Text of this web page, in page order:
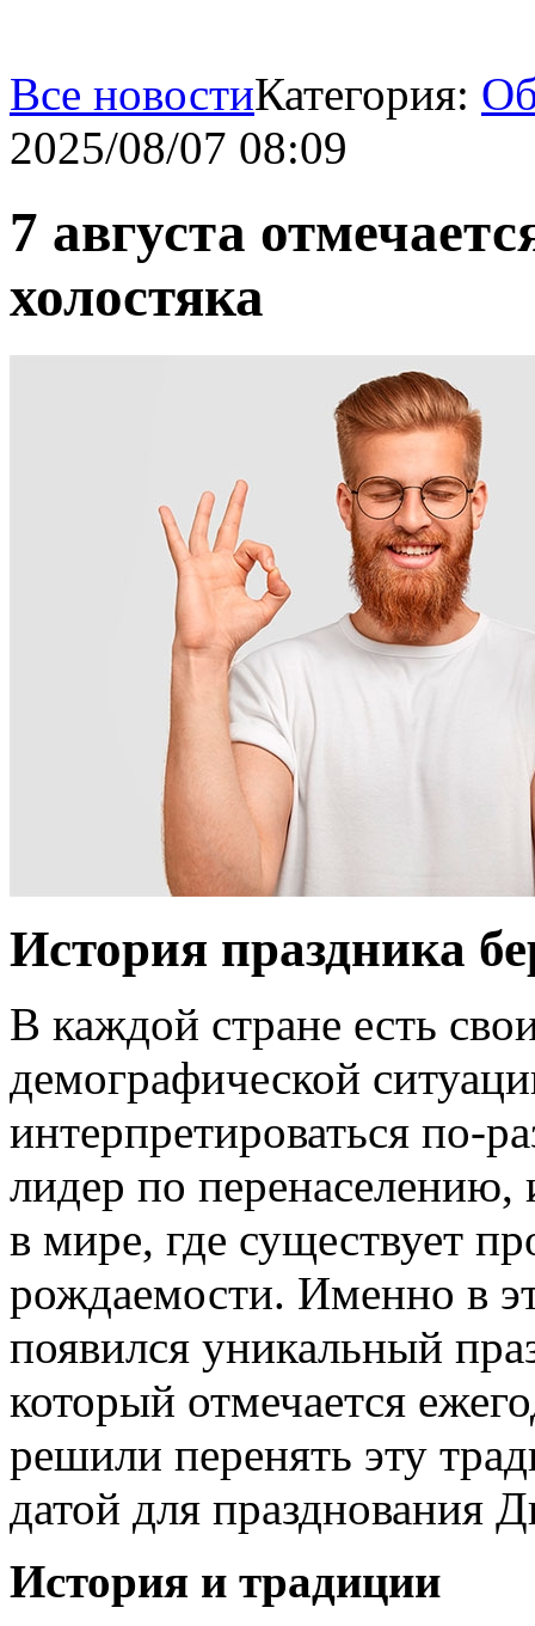
Все новостиКатегория:
2025/08/07 08:09
7 августа
холостяка
История праздника
В каждой стране есть
демографической
интерпретироваться по-
лидер по перенаселению,
в мире, где существует
рождаемости. Именно в
появился уникальный
который отмечается
решили перенять эту
датой для празднования
История и традиции